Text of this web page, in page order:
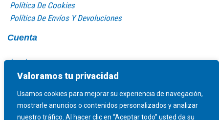
Valoramos tu privacidad
Usamos cookies para mejorar su experiencia de navegación,
mostrarle anuncios o contenidos personalizados y analizar
nuestro tráfico. Al hacer clic en “Aceptar todo” usted da su
Política De Cookies
Política De Envíos Y Devoluciones
Cuenta
Log In
Mi Cuenta